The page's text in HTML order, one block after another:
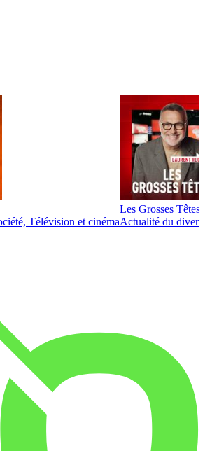
Télévision et cinéma
Les Grosses Têtes
Actualité du